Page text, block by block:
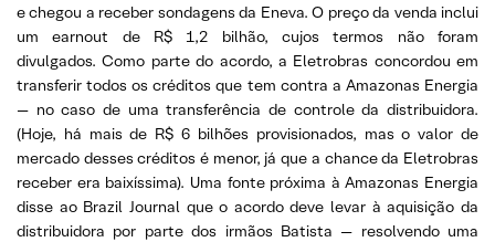
e chegou a receber sondagens da Eneva. O preço da venda inclui
um earnout de R$ 1,2 bilhão, cujos termos não foram
divulgados. Como parte do acordo, a Eletrobras concordou em
transferir todos os créditos que tem contra a Amazonas Energia
— no caso de uma transferência de controle da distribuidora.
(Hoje, há mais de R$ 6 bilhões provisionados, mas o valor de
mercado desses créditos é menor, já que a chance da Eletrobras
receber era baixíssima). Uma fonte próxima à Amazonas Energia
disse ao Brazil Journal que o acordo deve levar à aquisição da
distribuidora por parte dos irmãos Batista — resolvendo uma